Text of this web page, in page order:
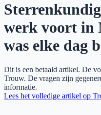
werk voort in
was elke dag
Dit is een betaald artikel. De
Trouw. De vragen zijn
informatie.
Lees het volledige artikel op